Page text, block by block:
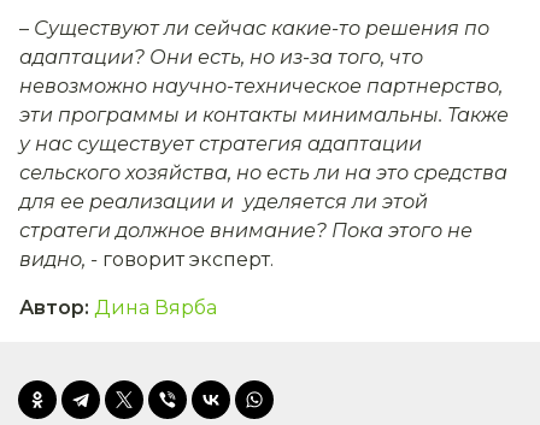
– Существуют ли сейчас какие-то решения по
адаптации? Они есть, но из-за того, что
невозможно научно-техническое партнерство,
эти программы и контакты минимальны. Также
у нас существует стратегия адаптации
сельского хозяйства, но есть ли на это средства
для ее реализации и уделяется ли этой
стратеги должное внимание? Пока этого не
видно, - говорит эксперт.
Автор: Дина Вярба